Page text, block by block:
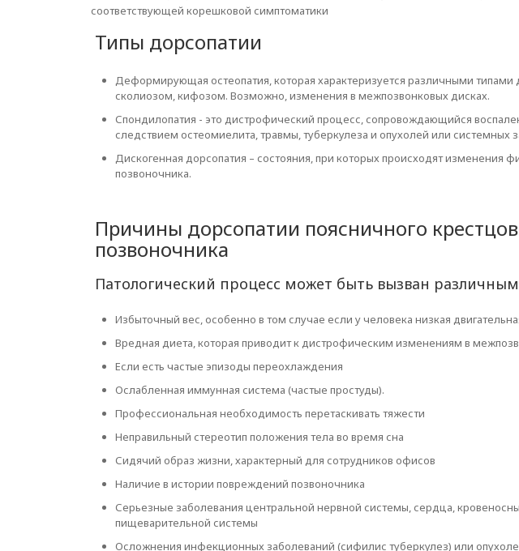
соответствующей корешковой симптоматики
Типы дорсопатии
Деформирующая остеопатия, которая характеризуется различными
сколиозом, кифозом. Возможно, изменения в межпозвонковых дисках.
Спондилопатия - это дистрофический процесс, сопровождающийся
следствием остеомиелита, травмы, туберкулеза и опухолей или системных
Дискогенная дорсопатия – состояния, при которых происходят изменения
позвоночника.
Причины дорсопатии поясничного
позвоночника
Патологический процесс может быть вызван
Избыточный вес, особенно в том случае если у человека низкая
Вредная диета, которая приводит к дистрофическим изменениям в
Если есть частые эпизоды переохлаждения
Ослабленная иммунная система (частые простуды).
Профессиональная необходимость перетаскивать тяжести
Неправильный стереотип положения тела во время сна
Сидячий образ жизни, характерный для сотрудников офисов
Наличие в истории повреждений позвоночника
Серьезные заболевания центральной нервной системы, сердца,
пищеварительной системы
Осложнения инфекционных заболеваний (сифилис туберкулез) или